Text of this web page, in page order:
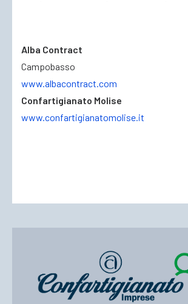
Alba Contract
Campobasso
www.albacontract.com
Confartigianato Molise
www.confartigianatomolise.it